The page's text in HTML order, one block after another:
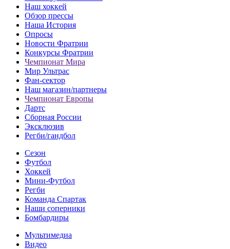
Наш хоккей
Обзор прессы
Наша История
Опросы
Новости Фратрии
Конкурсы Фратрии
Чемпионат Мира
Мир Ультрас
Фан-cектор
Наш магазин/партнеры
Чемпионат Европы
Дартс
Сборная России
Эксклюзив
Регби/гандбол
Сезон
Футбол
Хоккей
Мини-Футбол
Регби
Команда Спартак
Наши соперники
Бомбардиры
Мультимедиа
Видео